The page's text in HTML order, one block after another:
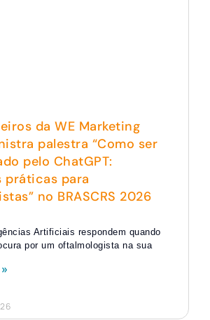
da WE Marketing
palestra “Como ser
pelo ChatGPT:
práticas para
no BRASCRS 2026
Artificiais respondem quando
por um oftalmologista na sua